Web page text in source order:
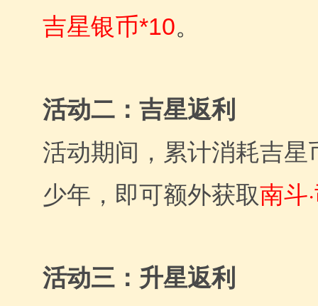
吉星银币*10。
活动二：吉星返利
活动期间，累计消耗吉星
少年，即可额外获取南斗
活动三：升星返利